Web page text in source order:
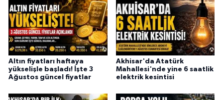
Altın fiyatları haftaya
yükselişle başladı! İşte 3
Ağustos güncel fiyatlar
Akhisar'da Atatürk
Mahallesi'nde yine 6 saatlik
elektrik kesintisi